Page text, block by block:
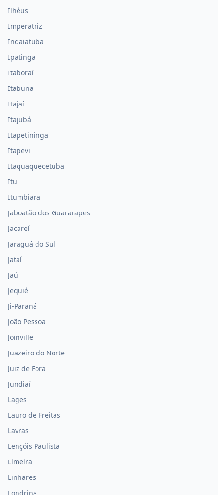
Ilhéus
Imperatriz
Indaiatuba
Ipatinga
Itaboraí
Itabuna
Itajaí
Itajubá
Itapetininga
Itapevi
Itaquaquecetuba
Itu
Itumbiara
Jaboatão dos Guararapes
Jacareí
Jaraguá do Sul
Jataí
Jaú
Jequié
Ji-Paraná
João Pessoa
Joinville
Juazeiro do Norte
Juiz de Fora
Jundiaí
Lages
Lauro de Freitas
Lavras
Lençóis Paulista
Limeira
Linhares
Londrina